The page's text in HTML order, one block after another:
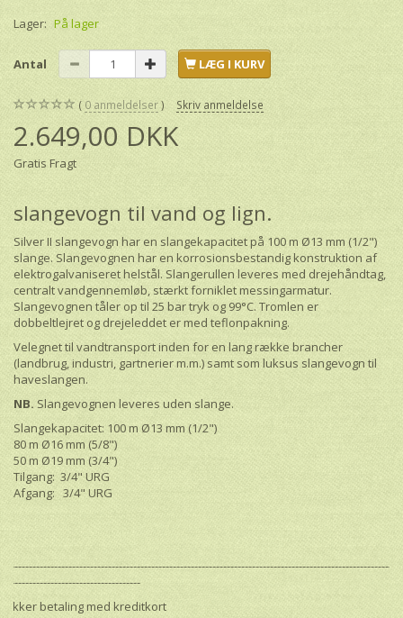
Lager: På lager
Antal LÆG I KURV
0 anmeldelser Skriv anmeldelse
2.649,00 DKK
Gratis Fragt
slangevogn til vand og lign.
Silver II slangevogn har en slangekapacitet på 100 m Ø13 mm (1/2")
slange. Slangevognen har en korrosionsbestandig konstruktion af
elektrogalvaniseret helstål. Slangerullen leveres med drejehåndtag,
centralt vandgennemløb, stærkt forniklet messingarmatur.
Slangevognen tåler op til 25 bar tryk og 99°C. Tromlen er
dobbeltlejret og drejeleddet er med teflonpakning.
Velegnet til vandtransport inden for en lang række brancher
(landbrug, industri, gartnerier m.m.) samt som luksus slangevogn til
haveslangen.
NB. Slangevognen leveres uden slange.
Slangekapacitet: 100 m Ø13 mm (1/2")
80 m Ø16 mm (5/8")
50 m Ø19 mm (3/4")
Tilgang: 3/4" URG
Afgang: 3/4" URG
----------------------------------------------------------------------------------------------------------------
---------------------------------------
Sikker betaling med kreditkort